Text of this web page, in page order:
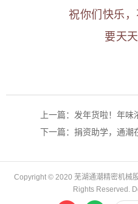
祝你们快乐
要天
上一篇：发年货啦！年味
下一篇：捐资助学，通潮
Copyright © 2020 芜湖通潮精密机械
Rights Reserved.